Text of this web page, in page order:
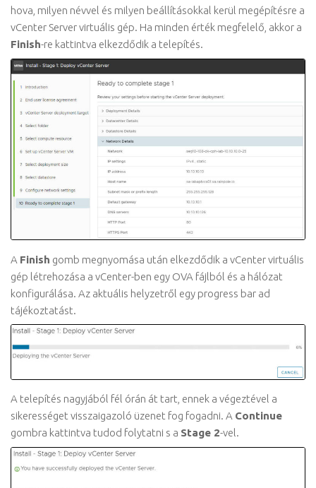
hova, milyen névvel és milyen beállításokkal kerül megépítésre a
vCenter Server virtuális gép. Ha minden érték megfelelő, akkor a
Finish-re kattintva elkezdődik a telepítés.
A Finish gomb megnyomása után elkezdődik a vCenter virtuális
gép létrehozása a vCenter-ben egy OVA fájlból és a hálózat
konfigurálása. Az aktuális helyzetről egy progress bar ad
tájékoztatást.
A telepítés nagyjából fél órán át tart, ennek a végeztével a
sikerességet visszaigazoló üzenet fog fogadni. A Continue
gombra kattintva tudod folytatni s a Stage 2-vel.